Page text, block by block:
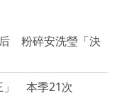
粉碎安洗瑩「決
」 本季21次